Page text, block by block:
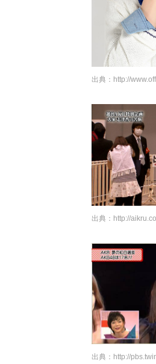
出典： http://
出典： http://
出典： http://